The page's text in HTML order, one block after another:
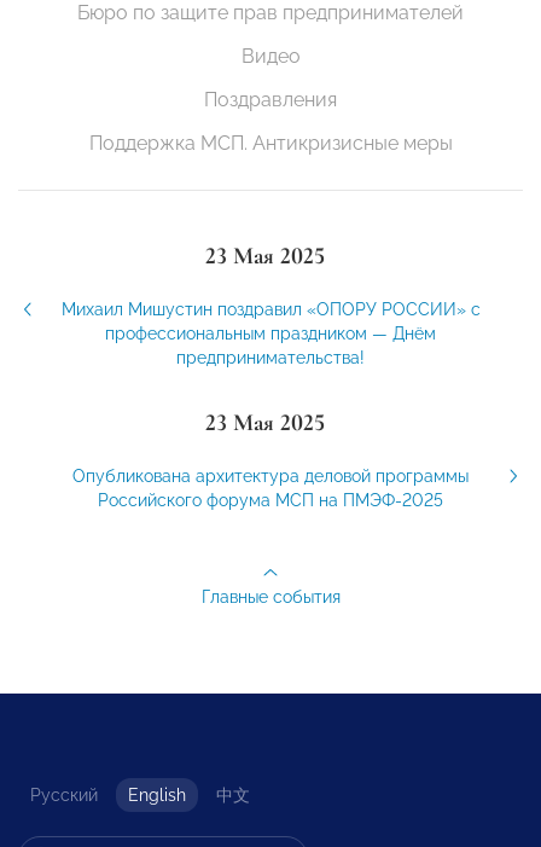
Бюро по защите прав предпринимателей
Видео
Поздравления
Поддержка МСП. Антикризисные меры
23 Мая 2025
Михаил Мишустин поздравил «ОПОРУ РОССИИ» с
профессиональным праздником — Днём
предпринимательства!
23 Мая 2025
Опубликована архитектура деловой программы
Российского форума МСП на ПМЭФ-2025
Главные события
Русский English 中文